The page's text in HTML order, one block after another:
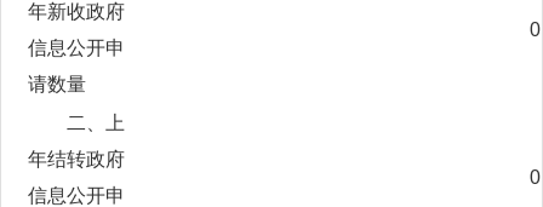
年新收政府
信息公开申
请数量
0
二、上
年结转政府
信息公开申
0